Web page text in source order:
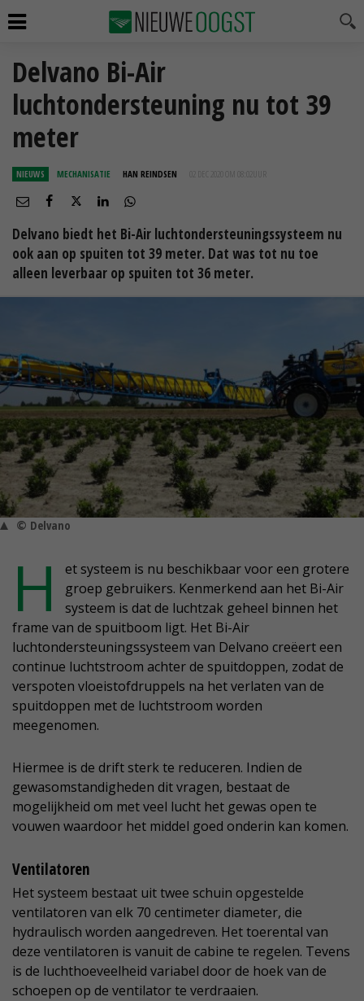
Delvano Bi-Air
luchtondersteuning nu tot 39
meter
NIEUWS MECHANISATIE HAN REINDSEN 02 DEC 2020 OM 08:02
Delvano biedt het Bi-Air luchtondersteuningssysteem nu
ook aan op spuiten tot 39 meter. Dat was tot nu toe
alleen leverbaar op spuiten tot 36 meter.
© Delvano
H
et systeem is nu beschikbaar voor een grotere
groep gebruikers. Kenmerkend aan het Bi-Air
systeem is dat de luchtzak geheel binnen het
frame van de spuitboom ligt. Het Bi-Air
luchtondersteuningssysteem van Delvano creëert een
continue luchtstroom achter de spuitdoppen, zodat de
verspoten vloeistofdruppels na het verlaten van de
spuitdoppen met de luchtstroom worden
meegenomen.
Hiermee is de drift sterk te reduceren. Indien de
gewasomstandigheden dit vragen, bestaat de
mogelijkheid om met veel lucht het gewas open te
vouwen waardoor het middel goed onderin kan komen.
Ventilatoren
Het systeem bestaat uit twee schuin opgestelde
ventilatoren van elk 70 centimeter diameter, die
hydraulisch worden aangedreven. Het toerental van
deze ventilatoren is vanuit de cabine te regelen. Tevens
is de luchthoeveelheid variabel door de hoek van de
schoepen op de ventilator te verdraaien.